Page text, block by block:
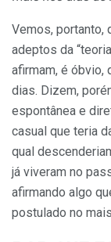
Vemos, portanto,
adeptos da
afirmam, é óbvio,
dias. Dizem,
espontânea e
casual que teria
qual
já viveram no
afir­mando algo
postulado no